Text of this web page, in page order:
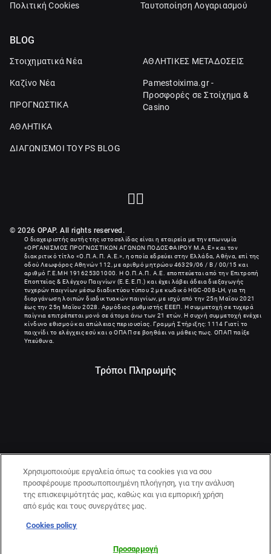
Πολιτική Cookies Ταυτοποίηση Λογαριασμού
BLOG
Στοιχηματικά Νέα
Καζίνο Νέα
ΠΡΟΓΝΩΣΤΙΚΑ
ΑΘΛΗΤΙΚΑ
ΔΙΑΓΩΝΙΣΜΟΙ ΤΟΥ PS BLOG
ΑΘΛΗΤΙΚΕΣ ΜΕΤΑΔΟΣΕΙΣ
Pamestoixima.gr -
Προσφορές σε Στοίχημα &
Casino
© 2026 OPAP. All rights reserved.
Ο διαχειριστής αυτής της ιστοσελίδας είναι η εταιρεία με την επωνυμία
«ΟΡΓΑΝΙΣΜΟΣ ΠΡΟΓΝΩΣΤΙΚΩΝ ΑΓΩΝΩΝ ΠΟΔΟΣΦΑΙΡΟΥ Μ.Α.Ε» και τον
διακριτικό τίτλο «Ο.Π.Α.Π. Α.Ε.», η οποία εδρεύει στην Ελλάδα, Αθήνα, επί της
οδού Λεωφόρος Αθηνών 112, με αριθμό μητρώου 46329/06 / B / 00/15 και
αριθμό Γ.Ε.ΜΗ 191625301000
. Η Ο.Π.Α.Π. Α.Ε. εποπτεύεται από την Επιτροπή
Εποπτείας & Ελέγχου Παιγνίων (Ε.Ε.Ε.Π.) και έχει λάβει άδεια διεξαγωγής
τυχερών παιγνίων μέσω διαδικτύου τύπου 2 με κωδικό HGC-008-LH, για τη
διοργάνωση λοιπών διαδικτυακών παιγνίων, με ισχύ από την 25η Μαΐου 2021
έως την 25η Μαΐου 2028. Αρμόδιος ρυθμιστής ΕΕΕΠ. Η συμμετοχή σε τυχερά
παίγνια επιτρέπεται μονό σε άτομα άνω των 21 ετών. Η συχνή συμμετοχή ενέχει
κίνδυνο εθισμού και απώλειας περιουσίας. Γραμμή Στήριξης: 1114 Γιατί το
παιχνίδι το ελέγχεις εσύ και ο ΟΠΑΠ σε βοηθάει να μάθεις πως. ΟΠΑΠ παίξε
Υπεύθυνα.
Τρόποι Πληρωμής
ΣΥΜΒΟΥΛΕΥΤΙΚΗΣ:1114
Χρησιμοποιούμε εργαλεία όπως τα cookies για να σου
προσφέρουμε προσωποποιημένη πλοήγηση, για την ανάλυση
της επισκεψιμότητάς μας, καθώς και για εμπορική χρήση
από εμάς και τους συνεργάτες μας.
Cookies policy
Προσαρμογή